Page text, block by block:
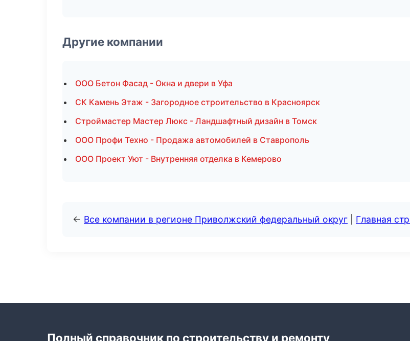
Другие компании
ООО Бетон Фасад - Окна и двери в Уфа
СК Камень Этаж - Загородное строительство в Красноярск
Строймастер Мастер Люкс - Ландшафтный дизайн в Томск
ООО Профи Техно - Продажа автомобилей в Ставрополь
ООО Проект Уют - Внутренняя отделка в Кемерово
← Все компании в регионе Приволжский федеральный округ Главная
Полный справочник по строительству и ремонту